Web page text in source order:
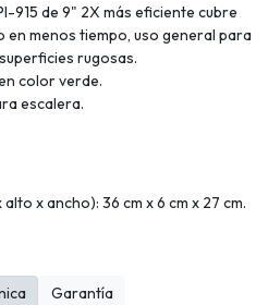
915 de 9" 2X más eficiente cubre
en menos tiempo, uso general para
rugosas.
color verde.
escalera.
x ancho): 36 cm x 6 cm x 27 cm.
Garantía